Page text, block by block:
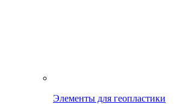
Элементы для геопластики